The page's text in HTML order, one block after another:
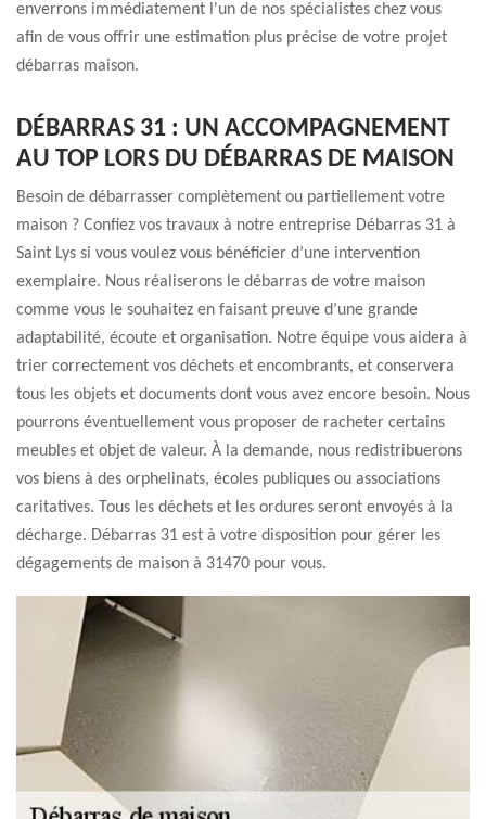
enverrons immédiatement l'un de nos spécialistes chez vous
afin de vous offrir une estimation plus précise de votre projet
débarras maison.
DÉBARRAS 31 : UN ACCOMPAGNEMENT
AU TOP LORS DU DÉBARRAS DE MAISON
Besoin de débarrasser complètement ou partiellement votre
maison ? Confiez vos travaux à notre entreprise Débarras 31 à
Saint Lys si vous voulez vous bénéficier d’une intervention
exemplaire. Nous réaliserons le débarras de votre maison
comme vous le souhaitez en faisant preuve d’une grande
adaptabilité, écoute et organisation. Notre équipe vous aidera à
trier correctement vos déchets et encombrants, et conservera
tous les objets et documents dont vous avez encore besoin. Nous
pourrons éventuellement vous proposer de racheter certains
meubles et objet de valeur. À la demande, nous redistribuerons
vos biens à des orphelinats, écoles publiques ou associations
caritatives. Tous les déchets et les ordures seront envoyés à la
décharge. Débarras 31 est à votre disposition pour gérer les
dégagements de maison à 31470 pour vous.